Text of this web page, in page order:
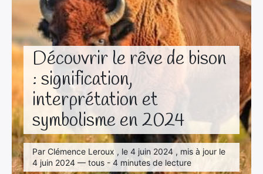
Découvrir le rêve de bison
: signification,
interprétation et
symbolisme en 2024
Par Clémence Leroux , le 4 juin 2024 , mis à jour le
4 juin 2024 — tous - 4 minutes de lecture